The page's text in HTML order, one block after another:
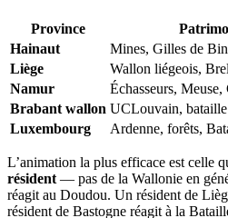
Province
Hainaut
Mines, Gilles de
Liège
Wallon liégeois,
Namur
Échasseurs, Meuse,
Brabant wallon UCLouvain,
Luxembourg
Ardenne, forêts,
L’animation la plus efficace est celle
résident — pas de la Wallonie en
réagit au Doudou. Un résident de
résident de Bastogne réagit à la